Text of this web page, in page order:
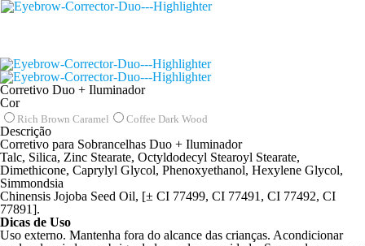
Corretivo Duo + Iluminador
Cor
Rich Brown Caramel Coffee Dark Wood
Descrição
Corretivo para Sobrancelhas Duo + Iluminador
Talc, Silica, Zinc Stearate, Octyldodecyl Stearoyl Stearate,
Dimethicone, Caprylyl Glycol, Phenoxyethanol, Hexylene Glycol,
Simmondsia
Chinensis Jojoba Seed Oil, [± CI 77499, CI 77491, CI 77492, CI
77891].
Dicas de Uso
Uso externo. Mantenha fora do alcance das crianças. Acondicionar